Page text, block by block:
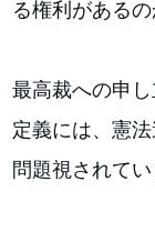
る権利がある
最高裁への申
定義には、憲
問題視されてい